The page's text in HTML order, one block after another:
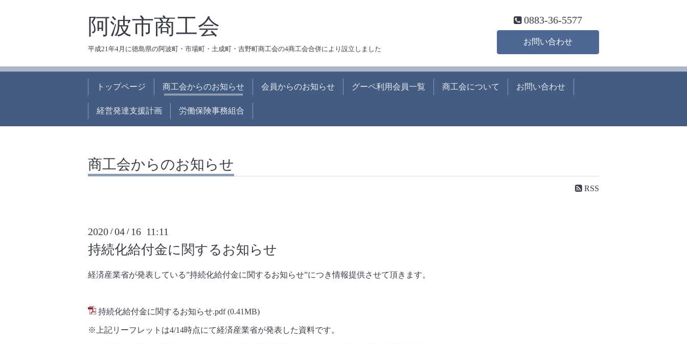
阿波市商工会
平成21年4月に徳島県の阿波町・市場町・土成町・吉野町商工会の4商工会合併により設立しました
0883-36-5577
お問い合わせ
トップページ 商工会からのお知らせ 会員からのお知らせ グーペ利用会員一覧 商工会について お問い合わせ
経営発達支援計画 労働保険事務組合
商工会からのお知らせ
RSS
2020 /04 / 16 11:11
持続化給付金に関するお知らせ
経済産業省が発表している”持続化給付金に関するお知らせ”につき情報提供させて頂きます。
持続化給付金に関するお知らせ.pdf (0.41MB)
※上記リーフレットは4/14時点にて経済産業省が発表した資料です。